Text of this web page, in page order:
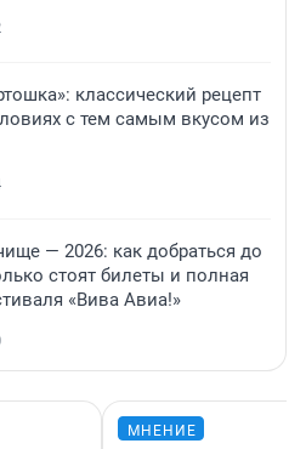
классический рецепт
с тем самым вкусом из
— 2026: как добраться до
стоят билеты и полная
«Вива Авиа!»
МНЕНИЕ